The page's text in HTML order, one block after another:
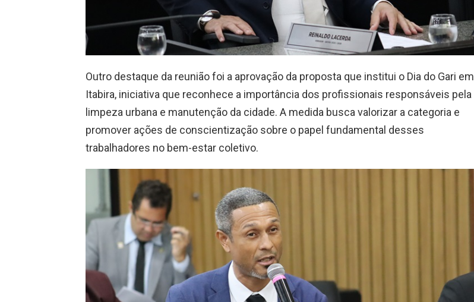
Outro destaque da reunião foi a aprovação da proposta que institui o Dia do Gari em
Itabira, iniciativa que reconhece a importância dos profissionais responsáveis pela
limpeza urbana e manutenção da cidade. A medida busca valorizar a categoria e
promover ações de conscientização sobre o papel fundamental desses
trabalhadores no bem-estar coletivo.